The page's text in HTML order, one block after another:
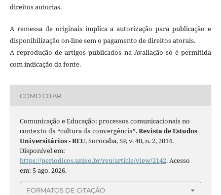
direitos autorias.
A remessa de originais implica a autorização para publicação e
disponibilização on-line sem o pagamento de direitos atorais.
A reprodução de artigos publicados na Avaliação só é permitida
com indicação da fonte.
COMO CITAR
Comunicação e Educação: processos comunicacionais no
contexto da “cultura da convergência”.Revista de Estudos
Universitários - REU, Sorocaba, SP, v. 40, n. 2, 2014.
Disponível em:
https://periodicos.uniso.br/reu/article/view/2142. Acesso
em: 5 ago. 2026.
FORMATOS DE CITAÇÃO